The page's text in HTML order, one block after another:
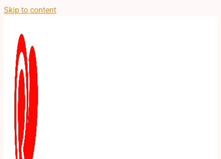
Skip to content